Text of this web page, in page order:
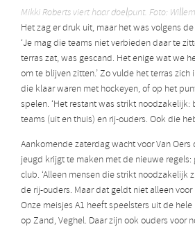
Mikki Roberts viert haar doelpunt. Foto:
Het zag er druk uit, maar het was volgens
‘Je mag die teams niet verbieden daar te
terras zat, was gescand. Het enige wat we
om te blijven zitten.’ Zo vulde het terras
die klaar waren met hockeyen, of op het
spelen. ‘Het restant was strikt
teams (uit en thuis) en rij-ouders. Ook die
Aankomende zaterdag wacht voor Van Oers
jeugd krijgt te maken met de nieuwe
club. ‘Alleen mensen die strikt noodzakelijk
de rij-ouders. Maar dat geldt niet alleen
Onze meisjes A1 heeft speelsters uit de hele
op Zand, Veghel. Daar zijn ook ouders voor